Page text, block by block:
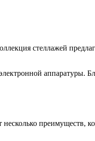
стеллажей
аппаратуры.
преимуществ,